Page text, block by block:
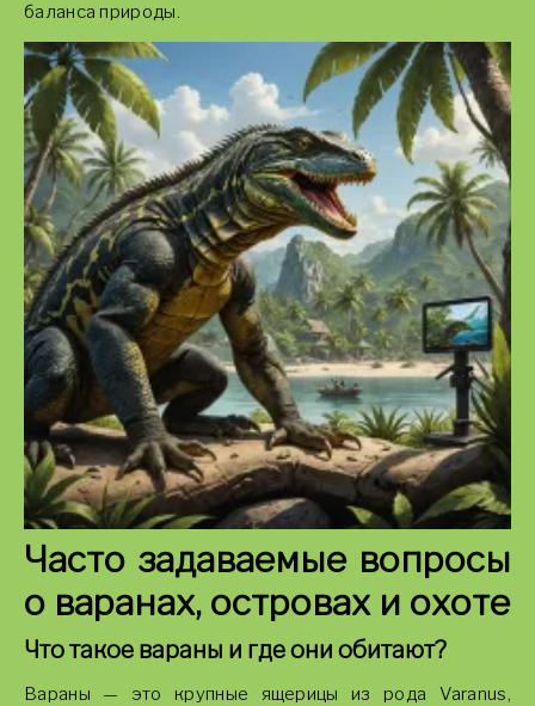
баланса природы.
Часто задаваемые вопросы
о варанах, островах и охоте
Что такое вараны и где они обитают?
Вараны — это крупные ящерицы из рода Varanus,